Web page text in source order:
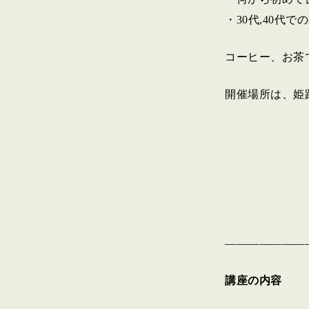
・30代,40代で
コーヒー、お
開催場所は、
講座の内容